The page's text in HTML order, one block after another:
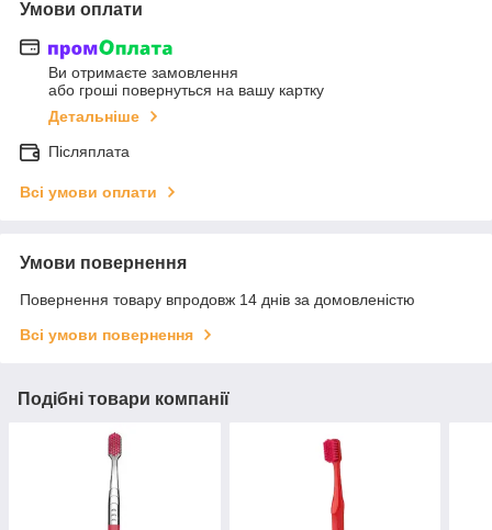
Умови оплати
Ви отримаєте замовлення
або гроші повернуться на вашу картку
Детальніше
Післяплата
Всі умови оплати
Умови повернення
Повернення товару впродовж 14 днів за домовленістю
Всі умови повернення
Подібні товари компанії